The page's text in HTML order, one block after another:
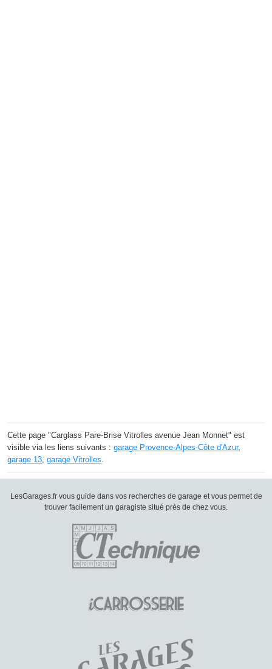
Cette page "Carglass Pare-Brise Vitrolles avenue Jean Monnet" est
visible via les liens suivants : garage Provence-Alpes-Côte d'Azur,
garage 13, garage Vitrolles.
LesGarages.fr vous guide dans vos recherches de garage et vous permet de
trouver facilement un garagiste situé près de chez vous.